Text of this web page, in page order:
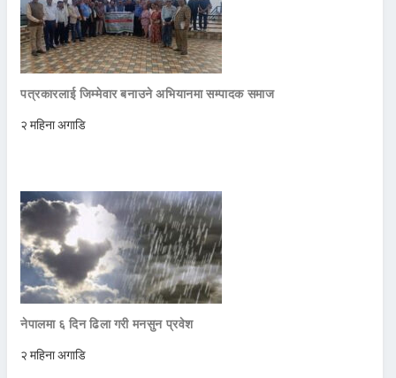
पत्रकारलाई जिम्मेवार बनाउने अभियानमा सम्पादक समाज
२ महिना अगाडि
नेपालमा ६ दिन ढिला गरी मनसुन प्रवेश
२ महिना अगाडि